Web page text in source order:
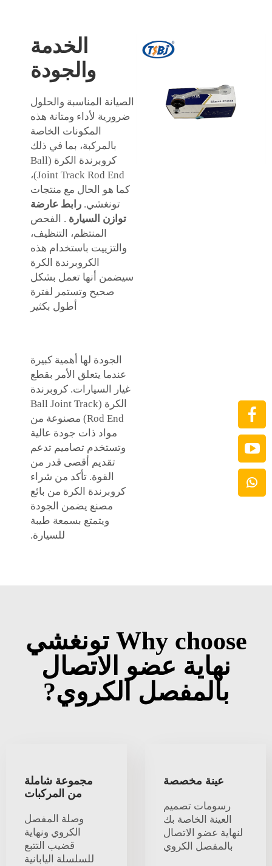
الخدمة
والجودة
الصيانة المناسبة والحلول
ضرورية لأداء ومتانة هذه
المكونات الخاصة
بالمركبة، بما في ذلك
كروبرندة الكرة (Ball
Joint Track Rod End)،
كما هو الحال مع منتجات
تونغشي. رابط عارضة
توازن السيارة . الفحص
المنتظم، التنظيف،
والتزييت باستخدام هذه
الكروبرندة الكرة
سيضمن أنها تعمل بشكل
صحيح وتستمر لفترة
أطول بكثير
الجودة لها أهمية كبيرة
عندما يتعلق الأمر بقطع
غيار السيارات. كروبرندة
الكرة (Ball Joint Track
Rod End) مصنوعة من
مواد ذات جودة عالية
وتستخدم تصاميم تدعم
تقديم أقصى قدر من
القوة. تأكد من شراء
كروبرندة الكرة من بائع
مصنع يضمن الجودة
ويتمتع بسمعة طيبة
للسيارة.
Why choose تونغشي
نهاية عضو الاتصال
بالمفصل الكروي?
عينة مخصصة
رسومات تصميم
العينة الخاصة بك
لنهاية عضو الاتصال
بالمفصل الكروي
مجموعة شاملة
من المركبات
وصلة المفصل
الكروي ونهاية
قضيب التتبع
للسلسلة اليابانية